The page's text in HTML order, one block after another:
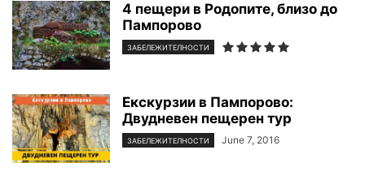
4 пещери в Родопите, близо до
Пампорово
ЗАБЕЛЕЖИТЕЛНОСТИ
Екскурзии в Пампорово:
Двудневен пещерен тур
ЗАБЕЛЕЖИТЕЛНОСТИ June 7, 2016